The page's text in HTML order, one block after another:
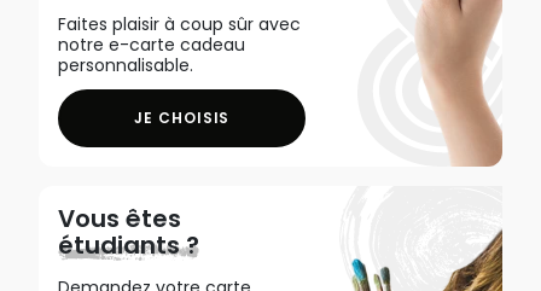
Faites plaisir à coup sûr avec
notre e-carte cadeau
personnalisable.
JE CHOISIS
Vous êtes
étudiants ?